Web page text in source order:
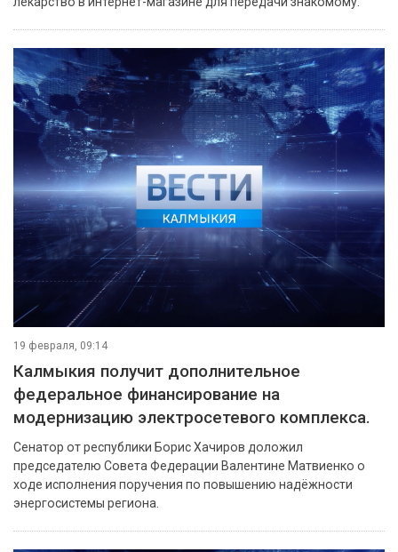
19 февраля, 09:14
Калмыкия получит дополнительное
федеральное финансирование на
модернизацию электросетевого комплекса.
Сенатор от республики Борис Хачиров доложил
председателю Совета Федерации Валентине Матвиенко о
ходе исполнения поручения по повышению надёжности
энергосистемы региона.